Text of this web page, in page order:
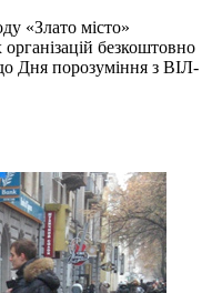
«Злато місто»
безкоштовно
Дня порозуміння з ВІЛ-